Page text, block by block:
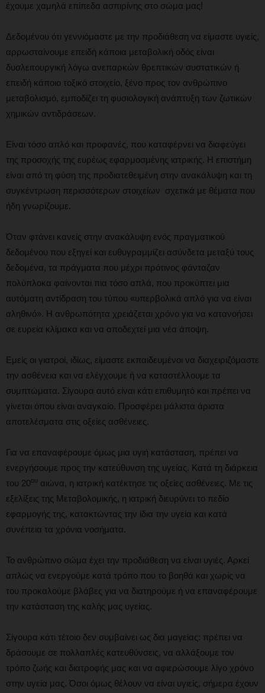
έχουμε χαμηλά επίπεδα ασπιρίνης στο σώμα μας!
Δεδομένου ότι γεννιόμαστε με την προδιάθεση να είμαστε υγιείς,
αρρωσταίνουμε επειδή κάποια μεταβολική οδός είναι
δυσλειτουργική λόγω ανεπαρκών θρεπτικών συστατικών ή
επειδή κάποιο τοξικό στοιχείο, ξένο προς τον ανθρώπινο
μεταβολισμό, εμποδίζει τη φυσιολογική ανάπτυξη των ζωτικών
χημικών αντιδράσεων.
Είναι τόσο απλό και προφανές, που καταφέρνει να διαφεύγει
της προσοχής της ευρέως εφαρμοσμένης ιατρικής. Η επιστήμη
είναι από τη φύση της προδιατεθειμένη στην ανακάλυψη και τη
συγκέντρωση περισσότερων στοιχείων σχετικά με θέματα που
ήδη γνωρίζουμε.
Όταν φτάνει κανείς στην ανακάλυψη ενός πραγματικού
δεδομένου που εξηγεί και ευθυγραμμίζει ασύνδετα μεταξύ τους
δεδομένα, τα πράγματα που μέχρι πρότινος φάνταζαν
πολύπλοκα φαίνονται πια τόσο απλά, που προκύπτει μια
αυτόματη αντίδραση του τύπου «υπερβολικά απλό για να είναι
αληθινό». Η ανθρωπότητα χρειάζεται χρόνο για να κατανοήσει
σε ευρεία κλίμακα και να αποδεχτεί μια νέα άποψη.
Εμείς οι γιατροί, ιδίως, είμαστε εκπαιδευμένοι να διαχειριζόμαστε
την ασθένεια και να ελέγχουμε ή να καταστέλλουμε τα
συμπτώματα. Σίγουρα αυτό είναι κάτι επιθυμητό και πρέπει να
γίνεται όπου είναι αναγκαίο. Προσφέρει μάλιστα άριστα
αποτελέσματα στις οξείες ασθένειες.
Για να επαναφέρουμε όμως μια υγιή κατάσταση, πρέπει να
ενεργήσουμε προς την κατεύθυνση της υγείας. Κατά τη διάρκεια
του 20ου αιώνα, η ιατρική κατέκτησε τις οξείες ασθένειες. Με τις
εξελίξεις της Μεταβολομικής, η ιατρική διευρύνει το πεδίο
εφαρμογής της, κατακτώντας την ίδια την υγεία και κατά
συνέπεια τα χρόνια νοσήματα.
Το ανθρώπινο σώμα έχει την προδιάθεση να είναι υγιές. Αρκεί
απλώς να ενεργούμε κατά τρόπο που το βοηθά και χωρίς να
του προκαλούμε βλάβες για να διατηρούμε ή να επαναφέρουμε
την κατάσταση της καλής μας υγείας.
Σίγουρα κάτι τέτοιο δεν συμβαίνει ως δια μαγείας: πρέπει να
δράσουμε σε πολλαπλές κατευθύνσεις, να αλλάξουμε τον
τρόπο ζωής και διατροφής μας και να αφιερώσουμε λίγο χρόνο
στην υγεία μας. Όσοι όμως θέλουν να είναι υγιείς, σήμερα έχουν